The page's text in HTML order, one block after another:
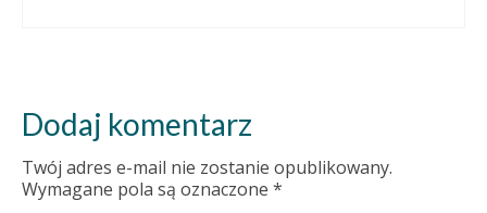
Dodaj komentarz
Twój adres e-mail nie zostanie opublikowany.
Wymagane pola są oznaczone *